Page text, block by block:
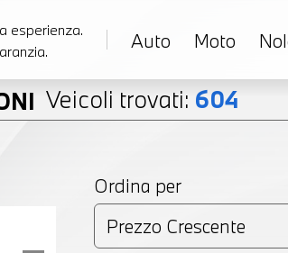
esperienza.
Auto Moto
Veicoli trovati: 604
Ordina per